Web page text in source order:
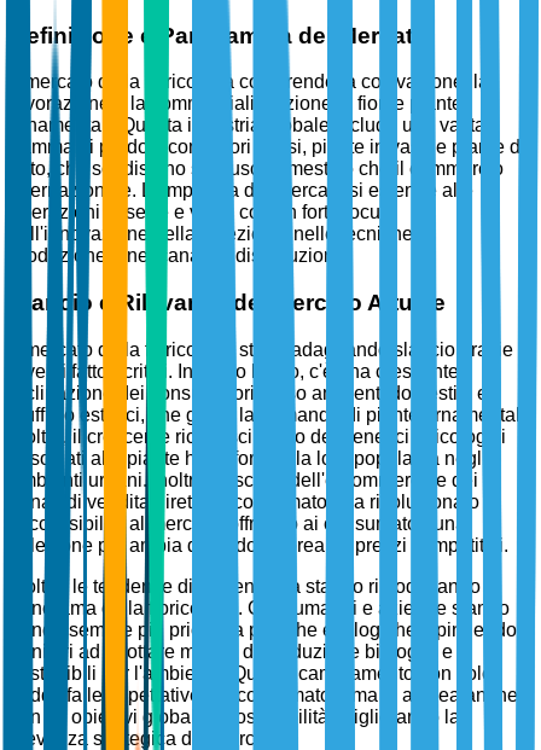
Definizione e Panoramica del Mercato
Il mercato della floricoltura comprende la coltivazione, la
lavorazione e la commercializzazione di fiori e piante
ornamentali. Questa industria globale include una vasta
gamma di prodotti come fiori recisi, piante in vaso e piante da
letto, che soddisfano sia l'uso domestico che il commercio
internazionale. L'ampiezza del mercato si estende alle
operazioni di serre e vivai, con un forte focus
sull'innovazione nella selezione, nelle tecniche di
produzione e nei canali di distribuzione.
Slancio e Rilevanza del Mercato Attuale
Il mercato della floricoltura sta guadagnando slancio grazie a
diversi fattori critici. In primo luogo, c'è una crescente
inclinazione dei consumatori verso ambienti domestici e
d'ufficio estetici, che guida la domanda di piante ornamentali.
Inoltre, il crescente riconoscimento dei benefici psicologici
associati alle piante ha rafforzato la loro popolarità negli
ambienti urbani. Inoltre, l'ascesa dell'e-commerce e dei
canali di vendita diretta ai consumatori ha rivoluzionato
l'accessibilità al mercato, offrendo ai consumatori una
selezione più ampia di prodotti floreali a prezzi competitivi.
Inoltre, le tendenze di sostenibilità stanno rimodellando il
panorama della floricoltura. Consumatori e aziende stanno
dando sempre più priorità a pratiche ecologiche, spingendo i
fornitori ad adottare metodi di produzione biologici e
sostenibili per l'ambiente. Questo cambiamento non solo
soddisfa le aspettative dei consumatori, ma si allinea anche
con gli obiettivi globali di sostenibilità, migliorando la
rilevanza strategica del mercato.